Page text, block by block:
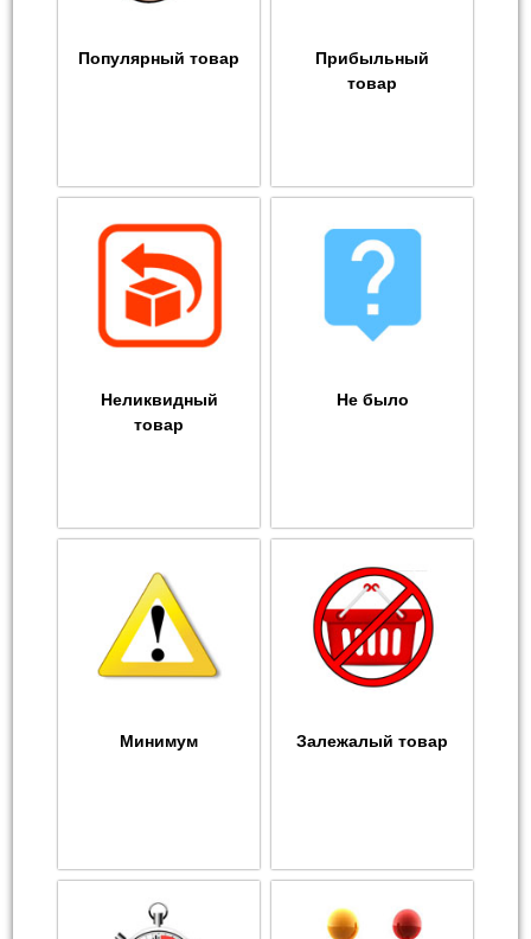
Популярный товар
Прибыльный
товар
Неликвидный
товар
Не было
Минимум Залежалый товар